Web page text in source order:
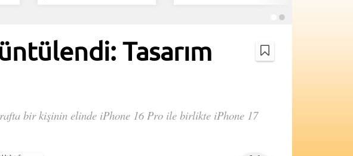
Tasarım
bir kişinin elinde iPhone 16 Pro ile birlikte iPhone 17